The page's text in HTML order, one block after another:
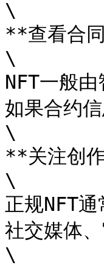
\
**查看合
\
NFT一般
如果合约
\
**关注创
\
正规NFT
社交媒体
\